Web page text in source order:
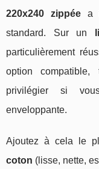
220x240 zippéea
standard. Sur un
particulièrement
option
privilégier si
enveloppante.
Ajoutez à cela le
coton (lisse, nette,